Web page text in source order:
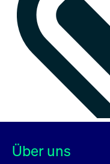
Über uns